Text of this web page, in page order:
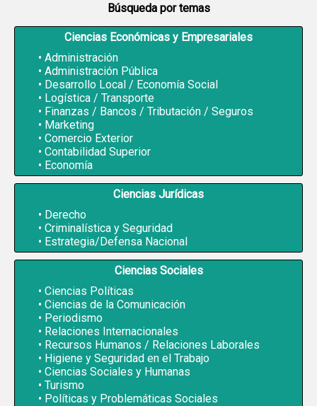
Búsqueda por temas
Ciencias Económicas y Empresariales
Administración
Administración Pública
Desarrollo Local / Economía Social
Logística / Transporte
Finanzas / Bancos / Tributación / Seguros
Marketing
Comercio Exterior
Contabilidad Superior
Economía
Ciencias Jurídicas
Derecho
Criminalística y Seguridad
Estrategia/Defensa Nacional
Ciencias Sociales
Ciencias Políticas
Ciencias de la Comunicación
Periodismo
Relaciones Internacionales
Recursos Humanos / Relaciones Laborales
Higiene y Seguridad en el Trabajo
Ciencias Sociales y Humanas
Turismo
Políticas y Problemáticas Sociales